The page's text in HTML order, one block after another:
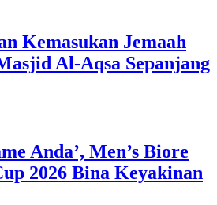
Kemasukan Jemaah
Al-Aqsa Sepanjang
Anda’, Men’s Biore
2026 Bina Keyakinan